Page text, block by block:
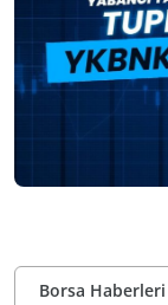
Borsa Haberleri